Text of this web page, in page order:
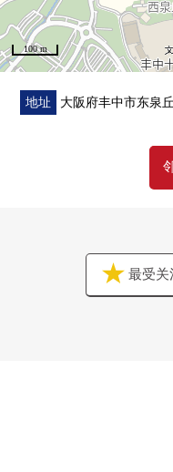
0 丰中市立泉山冈小学
0 丰中市立第17中学步
100 m
地址 大阪府丰中市东泉
最受关